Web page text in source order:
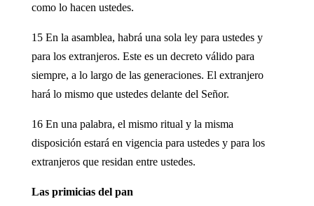
como lo hacen ustedes.
15 En la asamblea, habrá una sola ley para ustedes y
para los extranjeros. Este es un decreto válido para
siempre, a lo largo de las generaciones. El extranjero
hará lo mismo que ustedes delante del Señor.
16 En una palabra, el mismo ritual y la misma
disposición estará en vigencia para ustedes y para los
extranjeros que residan entre ustedes.
Las primicias del pan